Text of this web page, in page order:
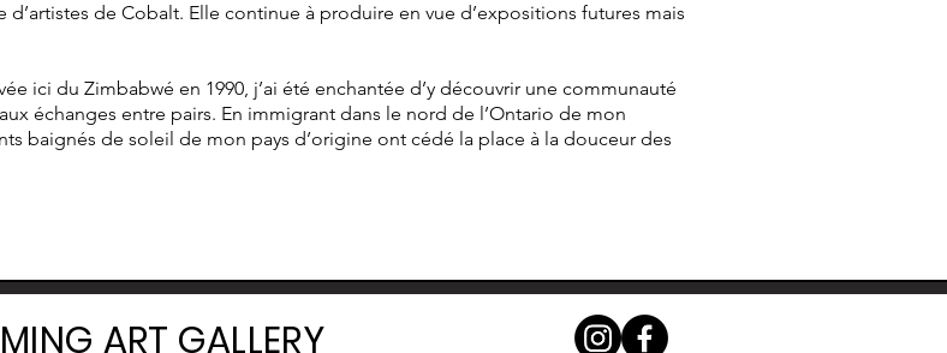
de Cobalt. Elle continue à produire en vue d’expositions futures mais
ici du Zimbabwé en 1990, j’ai été enchantée d’y découvrir une communauté
échanges entre pairs. En immigrant dans le nord de l’Ontario de mon
baignés de soleil de mon pays d’origine ont cédé la place à la douceur des
ART GALLERY